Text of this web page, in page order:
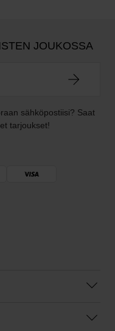
JOUKOSSA
sähköpostiisi? Saat
tarjoukset!